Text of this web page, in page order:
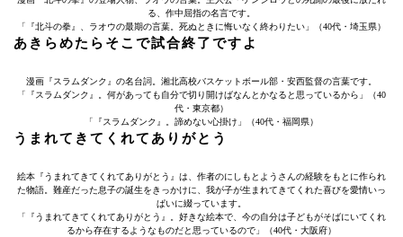
る、作中屈指の名言です。
「『北斗の拳』、ラオウの最期の言葉。死ぬときに悔いなく終わりたい」（40代・埼玉県）
あきらめたらそこで試合終了ですよ
漫画『スラムダンク』の名台詞。湘北高校バスケットボール部・安西監督の言葉です。
「『スラムダンク』。何があっても自分で切り開けばなんとかなると思っているから」（40
代・東京都）
「『スラムダンク』。諦めない心掛け」（40代・福岡県）
うまれてきてくれてありがとう
絵本『うまれてきてくれてありがとう』は、作者のにしもとようさんの経験をもとに作られ
た物語。難産だった息子の誕生をきっかけに、我が子が生まれてきてくれた喜びを愛情いっ
ぱいに綴っています。
「『うまれてきてくれてありがとう』。好きな絵本で、今の自分は子どもがそばにいてくれ
るから存在するようなものだと思っているので」（40代・大阪府）